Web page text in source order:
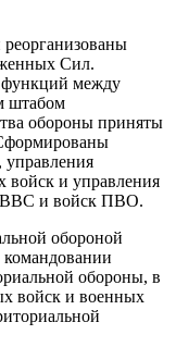
реорганизованы
Сил.
функций между
штабом
обороны приняты
войск и управления
ВВС и войск ПВО.
обороной
обороны, в
войск и военных